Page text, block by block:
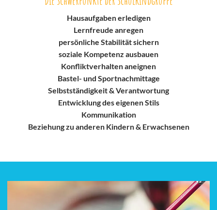
Hausaufgaben erledigen
Lernfreude anregen
persönliche Stabilität sichern
soziale Kompetenz ausbauen
Konfliktverhalten aneignen
Bastel- und Sportnachmittage
Selbstständigkeit & Verantwortung
Entwicklung des eigenen Stils
Kommunikation
Beziehung zu anderen Kindern & Erwachsenen